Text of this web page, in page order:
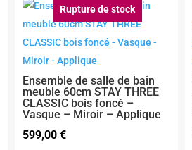
Rupture de stock
Ensemble de salle de bain
meuble 60cm STAY THREE
CLASSIC bois foncé –
Vasque – Miroir – Applique
599,00€